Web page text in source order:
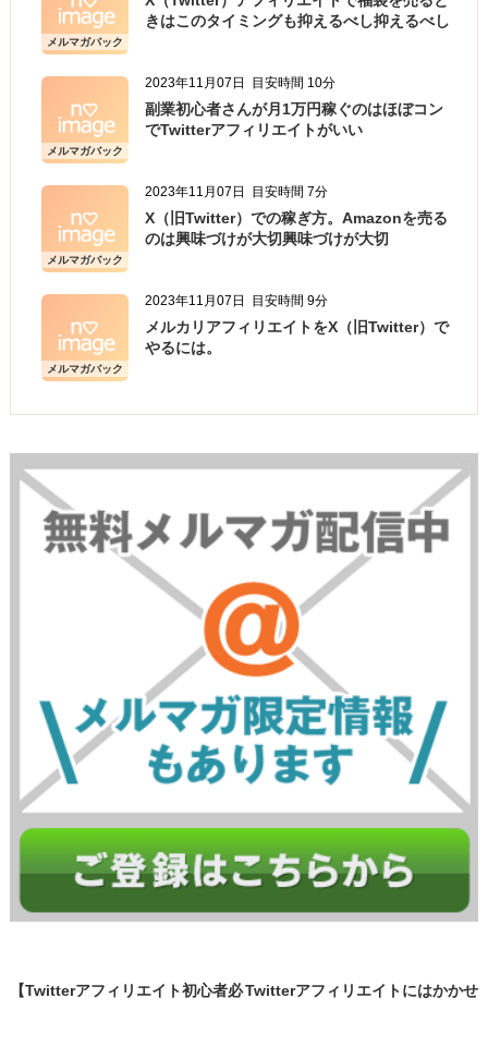
メルマガバック
ナンバー
きはこのタイミングも抑えるべし抑えるべし
メルマガバック
ナンバー
2023年11月07日 目安時間 10分
副業初心者さんが月1万円稼ぐのはほぼコン
でTwitterアフィリエイトがいい
メルマガバック
ナンバー
2023年11月07日 目安時間 7分
X（旧Twitter）での稼ぎ方。Amazonを売る
のは興味づけが大切興味づけが大切
メルマガバック
ナンバー
2023年11月07日 目安時間 9分
メルカリアフィリエイトをX（旧Twitter）で
やるには。
【Twitterアフィリエイト初心者必Twitterアフィリエイトにはかかせ